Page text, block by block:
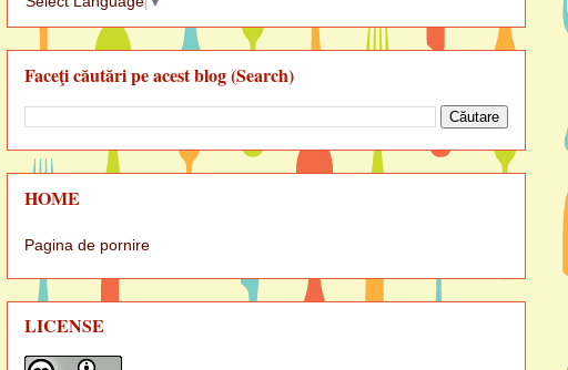
Faceţi căutări pe acest blog (Search)
HOME
Pagina de pornire
LICENSE